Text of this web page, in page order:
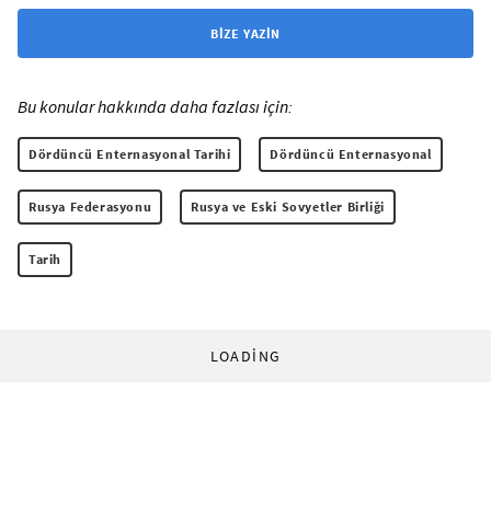
BIZE YAZIN
Bu konular hakkında daha fazlası için:
Dördüncü Enternasyonal Tarihi Dördüncü Enternasyonal
Rusya Federasyonu Rusya ve Eski Sovyetler Birliği
Tarih
LOADING